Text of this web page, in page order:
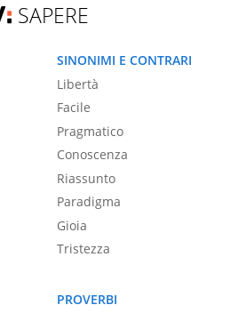
SAPERE
SINONIMI E CONTRARI
Libertà
Facile
Pragmatico
Conoscenza
Riassunto
Paradigma
Gioia
Tristezza
PROVERBI